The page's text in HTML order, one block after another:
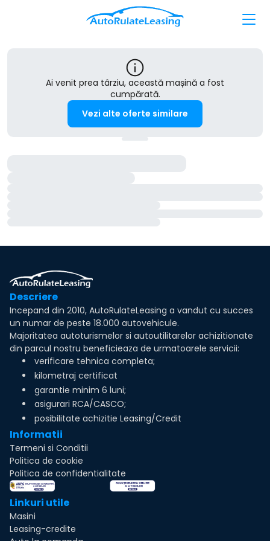
Ai venit prea târziu, această mașină a fost
cumpărată.
Vezi alte oferte similare
Descriere
Incepand din 2010, AutoRulateLeasing a vandut cu succes
un numar de peste 18.000 autovehicule.
Majoritatea autoturismelor si autoutilitarelor achizitionate
din parcul nostru beneficieaza de urmatoarele servicii:
verificare tehnica completa;
kilometraj certificat
garantie minim 6 luni;
asigurari RCA/CASCO;
posibilitate achizitie Leasing/Credit
Informatii
Termeni si Conditii
Politica de cookie
Politica de confidentialitate
Linkuri utile
Masini
Leasing-credite